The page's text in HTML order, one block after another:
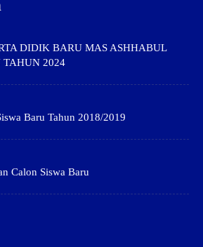
DIDIK BARU MAS ASHHABUL
2024
Baru Tahun 2018/2019
Calon Siswa Baru